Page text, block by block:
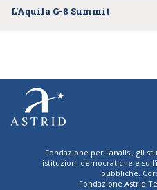
L'Aquila G-8 Summit
Fondazione per l'analisi, gli
istituzioni democratiche e
pubbliche.
Fondazione Astrid